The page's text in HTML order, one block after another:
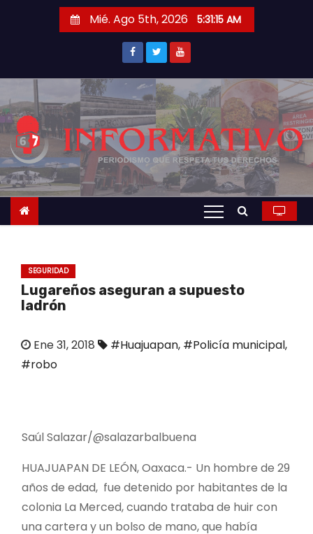
r
a
c
o
t
Mié. Ago 5th, 2026 5:31:16 AM
SEGURIDAD
Lugareños aseguran a supuesto
ladrón
Ene 31, 2018 #Huajuapan, #Policía municipal,
#robo
Saúl Salazar/@salazarbalbuena
HUAJUAPAN DE LEÓN, Oaxaca.- Un hombre de 29
años de edad, fue detenido por habitantes de la
colonia La Merced, cuando trataba de huir con
una cartera y un bolso de mano, que había